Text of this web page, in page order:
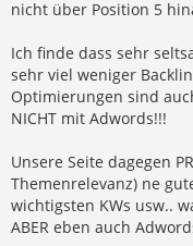
nicht über Position 5
Ich finde dass sehr
sehr viel weniger
Optimierungen sind
NICHT mit Adwords!!!
Unsere Seite dagegen
Themenrelevanz) ne
wichtigsten KWs usw..
ABER eben auch